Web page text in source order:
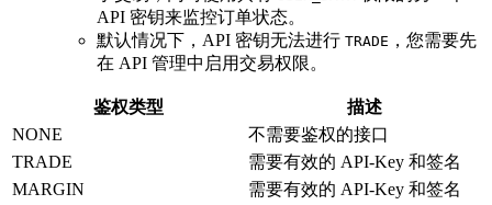
API 密钥来监控订单状态。
默认情况下，API 密钥无法进行 TRADE ，您需要先
在 API 管理中启用交易权限。
鉴权类型
描述
NONE
不需要鉴权的接口
TRADE
需要有效的 API-Key 和签名
MARGIN
需要有效的 API-Key 和签名